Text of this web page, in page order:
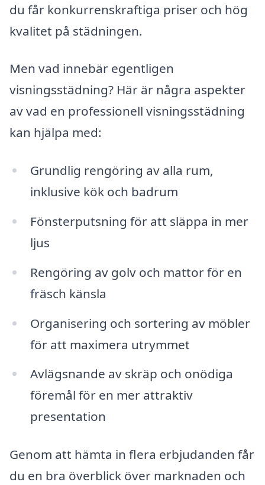
du får konkurrenskraftiga priser och hög
kvalitet på städningen.
Men vad innebär egentligen
visningsstädning? Här är några aspekter
av vad en professionell visningsstädning
kan hjälpa med:
Grundlig rengöring av alla rum,
inklusive kök och badrum
Fönsterputsning för att släppa in mer
ljus
Rengöring av golv och mattor för en
fräsch känsla
Organisering och sortering av möbler
för att maximera utrymmet
Avlägsnande av skräp och onödiga
föremål för en mer attraktiv
presentation
Genom att hämta in flera erbjudanden får
du en bra överblick över marknaden och